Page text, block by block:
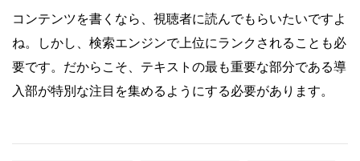
コンテンツを書くなら、視聴者に読んでもらいたいですよ
ね。しかし、検索エンジンで上位にランクされることも必
要です。だからこそ、テキストの最も重要な部分である導
入部が特別な注目を集めるようにする必要があります。